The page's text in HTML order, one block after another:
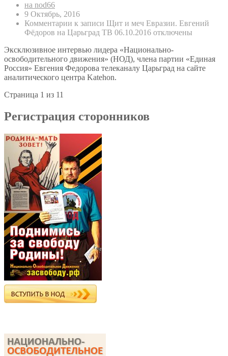
на nod66
9 Октябрь, 2016
Комментарии к записи Щит и меч Евразии. Евгений
Фёдоров на Царьград ТВ 06.10.2016 отключены
Эксклюзивное интервью лидера «Национально-
освободительного движения» (НОД), члена партии «Единая
Россия» Евгения Федорова телеканалу Царьград на сайте
аналитического центра Katehon.
Страница 1 из 11
Регистрация сторонников